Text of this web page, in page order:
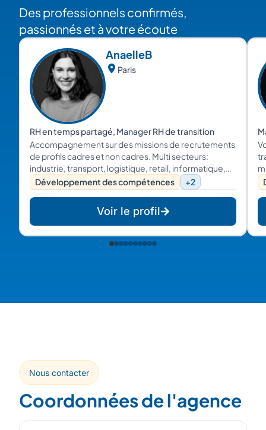
Des professionnels confirmés,
passionnés et à votre écoute
AnaelleB
Paris
RH en temps partagé, Manager RH de transition
Accompagnement sur des missions de recrutements
de profils cadres et non cadres. Multi secteurs:
industrie, transport, logistique, retail, informatique,
média. Multi fonctions: RH, finance, marketing,
technique, sales,..
Développement des compétences +2
Voir le profil
Nous contacter
Coordonnées de l'agence